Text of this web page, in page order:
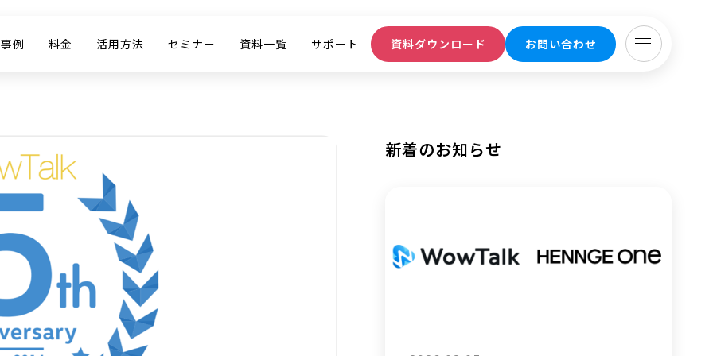
例 料金 活用方法 セミナー 資料一覧 サポート 資料ダウンロード お問い合わせ
新着のお知らせ